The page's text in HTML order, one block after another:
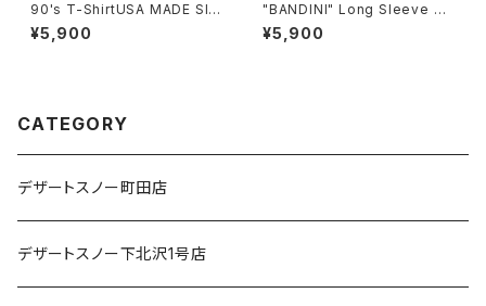
90's T-ShirtUSA MADE SIZ
E:L
¥5,900
"BANDINI" Long Sleeve Gu
ayabera Shirt size M
¥5,900
CATEGORY
デザートスノー町田店
デザートスノー下北沢1号店